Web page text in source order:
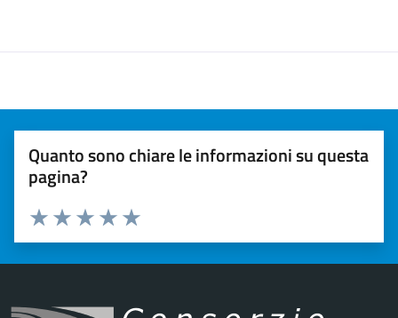
Quanto sono chiare le informazioni su questa
pagina?
Valuta 5 stelle su 5
Valuta 4 stelle su 5
Valuta 3 stelle su 5
Valuta 2 stelle su 5
Valuta 1 stelle su 5